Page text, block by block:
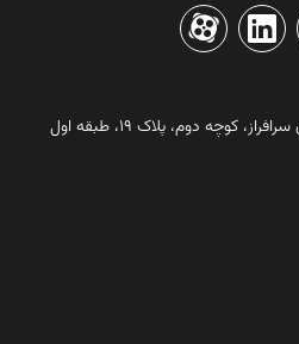
کوچه دوم، پلاک ۱۹، طبقه اول